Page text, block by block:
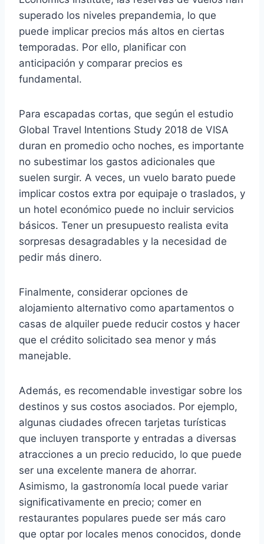
superado los niveles prepandemia, lo que
puede implicar precios más altos en ciertas
temporadas. Por ello, planificar con
anticipación y comparar precios es
fundamental.
Para escapadas cortas, que según el estudio
Global Travel Intentions Study 2018 de VISA
duran en promedio ocho noches, es importante
no subestimar los gastos adicionales que
suelen surgir. A veces, un vuelo barato puede
implicar costos extra por equipaje o traslados, y
un hotel económico puede no incluir servicios
básicos. Tener un presupuesto realista evita
sorpresas desagradables y la necesidad de
pedir más dinero.
Finalmente, considerar opciones de
alojamiento alternativo como apartamentos o
casas de alquiler puede reducir costos y hacer
que el crédito solicitado sea menor y más
manejable.
Además, es recomendable investigar sobre los
destinos y sus costos asociados. Por ejemplo,
algunas ciudades ofrecen tarjetas turísticas
que incluyen transporte y entradas a diversas
atracciones a un precio reducido, lo que puede
ser una excelente manera de ahorrar.
Asimismo, la gastronomía local puede variar
significativamente en precio; comer en
restaurantes populares puede ser más caro
que optar por locales menos conocidos, donde